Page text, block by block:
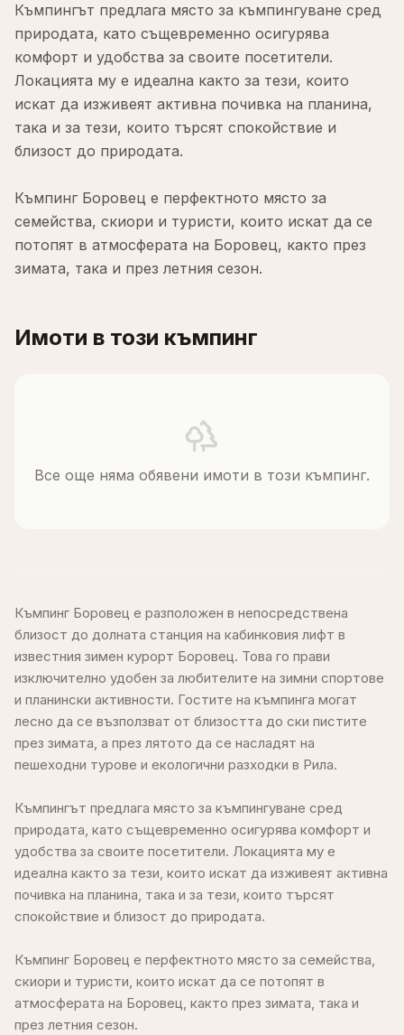
Къмпингът предлага място за къмпингуване сред
природата, като същевременно осигурява
комфорт и удобства за своите посетители.
Локацията му е идеална както за тези, които
искат да изживеят активна почивка на планина,
така и за тези, които търсят спокойствие и
близост до природата.
Къмпинг Боровец е перфектното място за
семейства, скиори и туристи, които искат да се
потопят в атмосферата на Боровец, както през
зимата, така и през летния сезон.
Имоти в този къмпинг
Все още няма обявени имоти в този къмпинг.
Къмпинг Боровец е разположен в непосредствена
близост до долната станция на кабинковия лифт в
известния зимен курорт Боровец. Това го прави
изключително удобен за любителите на зимни спортове
и планински активности. Гостите на къмпинга могат
лесно да се възползват от близостта до ски пистите
през зимата, а през лятото да се насладят на
пешеходни турове и екологични разходки в Рила.
Къмпингът предлага място за къмпингуване сред
природата, като същевременно осигурява комфорт и
удобства за своите посетители. Локацията му е
идеална както за тези, които искат да изживеят активна
почивка на планина, така и за тези, които търсят
спокойствие и близост до природата.
Къмпинг Боровец е перфектното място за семейства,
скиори и туристи, които искат да се потопят в
атмосферата на Боровец, както през зимата, така и
през летния сезон.